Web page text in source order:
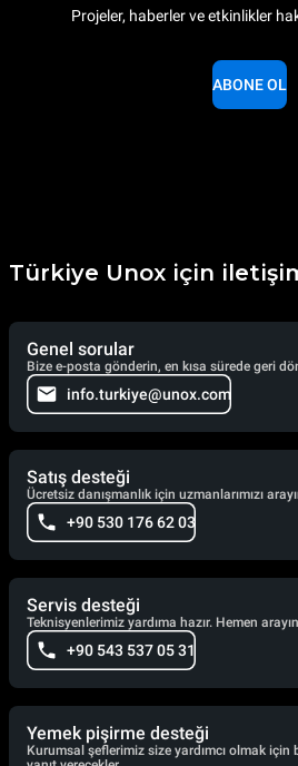
Projeler, haberler ve etkinlikler
ABONE OL
Türkiye Unox için
Genel sorular
Bize e-posta gönderin, en kısa sürede geri
info.turkiye@unox.com
Satış desteği
Ücretsiz danışmanlık için uzmanlarımızı
+90 530 176 62 03
Servis desteği
Teknisyenlerimiz yardıma hazır. Hemen
+90 543 537 05 31
Yemek pişirme desteği
Kurumsal şeflerimiz size yardımcı olmak için